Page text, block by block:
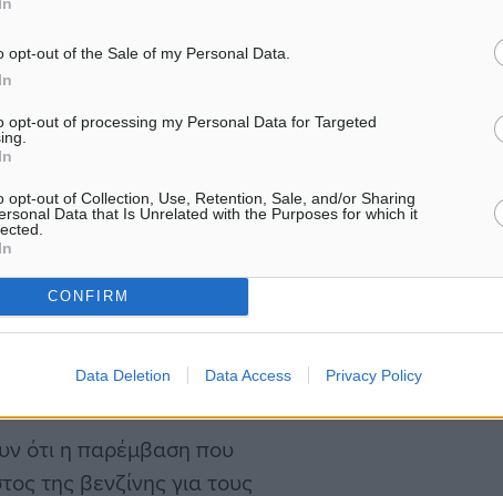
opt-out of the Sale of my Personal Data.
opt-out of processing my Personal Data for Targeted
opt-out of Collection, Use, Retention, Sale, and/or Sharing
Data that Is Unrelated with the Purposes for which it
CONFIRM
Data Deletion Data Access Privacy Policy
αναφερόμενος
Σταϊκούρας, λέγοντας
και να διευρυνθούν τα
την δημοσιοποίηση
την περασμένη
στόχου για τα
– Μαΐου) του 2002, όσο
ότι η παρέμβαση που
της βενζίνης για τους